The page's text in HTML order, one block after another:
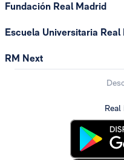
Fundación Real Madrid
Escuela Universitaria Real
RM Next
Real